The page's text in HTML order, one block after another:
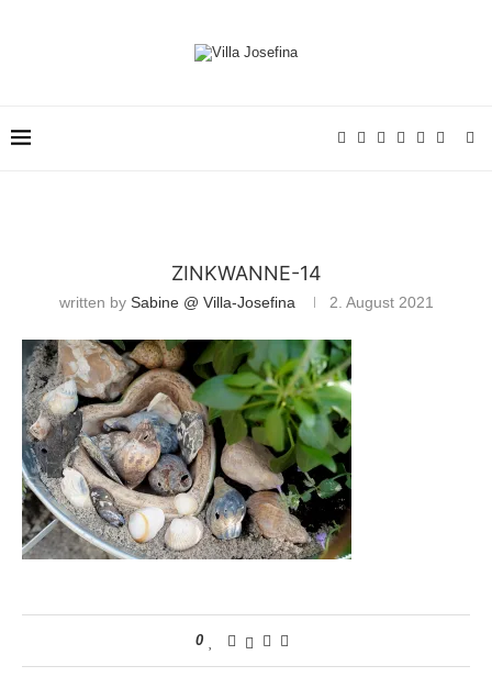
ZINKWANNE-14
written by Sabine @ Villa-Josefina 2. August 2021
0